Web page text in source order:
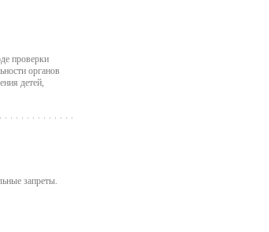
проверки
органов
детей,
запреты.